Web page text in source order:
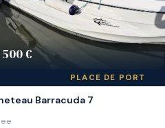
€
PLACE DE PORT
Barracuda 7